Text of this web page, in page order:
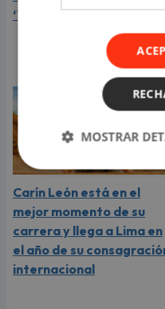
‘Tototo (+4)’
Carín León está en el
mejor momento de su
carrera y llega a Lima en
el año de su
internacional
MOSTRAR